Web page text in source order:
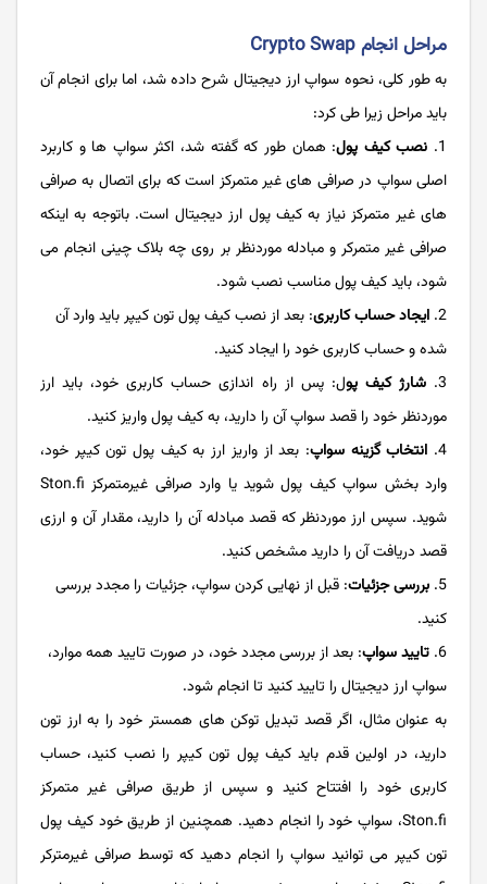
مراحل انجام Crypto Swap
به طور کلی، نحوه سواپ ارز دیجیتال شرح داده شد، اما برای انجام آن
باید مراحل زیرا طی کرد:
نصب کیف پول: همان طور که گفته شد، اکثر سواپ ها و کاربرد
اصلی سواپ در صرافی های غیر متمرکز است که برای اتصال به صرافی
های غیر متمرکز نیاز به کیف پول ارز دیجیتال است. باتوجه به اینکه
صرافی غیر متمرکر و مبادله موردنظر بر روی چه بلاک چینی انجام می
شود، باید کیف پول مناسب نصب شود.
ایجاد حساب کاربری: بعد از نصب کیف پول تون کیپر باید وارد آن
شده و حساب کاربری خود را ایجاد کنید.
شارژ کیف پول: پس از راه اندازی حساب کاربری خود، باید ارز
موردنظر خود را قصد سواپ آن را دارید، به کیف پول واریز کنید.
انتخاب گزینه‌ سواپ: بعد از واریز ارز به کیف پول تون کیپر خود،
وارد بخش سواپ کیف پول شوید یا وارد صرافی غیرمتمرکز Ston.fi
شوید. سپس ارز موردنظر که قصد مبادله آن را دارید، مقدار آن و ارزی
قصد دریافت آن را دارید مشخص کنید.
بررسی جزئیات: قبل از نهایی کردن سواپ، جزئیات را مجدد بررسی
کنید.
تایید سواپ: بعد از بررسی مجدد خود، در صورت تایید همه موارد،
سواپ ارز دیجیتال را تایید کنید تا انجام شود.
به عنوان مثال، اگر قصد تبدیل توکن های همستر خود را به ارز تون
دارید، در اولین قدم باید کیف پول تون کیپر را نصب کنید، حساب
کاربری خود را افتتاح کنید و سپس از طریق صرافی غیر متمرکز
Ston.fi، سواپ خود را انجام دهید. همچنین از طریق خود کیف پول
تون کیپر می توانید سواپ را انجام دهید که توسط صرافی غیرمترکر